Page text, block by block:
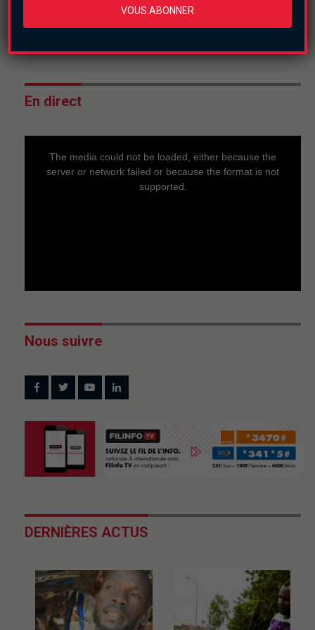
2026
En direct
The media could not be loaded, either because the
server or network failed or because the format is not
supported.
Nous suivre
DERNIÈRES ACTUS
VOUS ABONNER